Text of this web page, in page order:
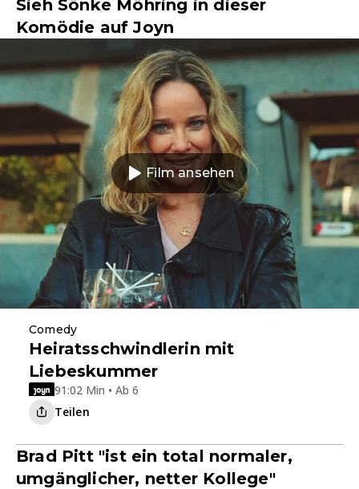
Sieh Sönke Möhring in dieser
Komödie auf Joyn
Film ansehen
Comedy
Heiratsschwindlerin mit
Liebeskummer
91:02 Min • Ab 6
Teilen
Brad Pitt "ist ein total normaler,
umgänglicher, netter Kollege"